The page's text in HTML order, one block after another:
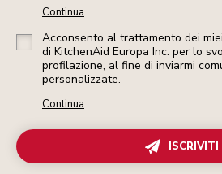
Continua
Acconsento al trattamento dei
di KitchenAid Europa Inc. per lo
profilazione, al fine di inviarmi
personalizzate.
Continua
ISCRIVITI